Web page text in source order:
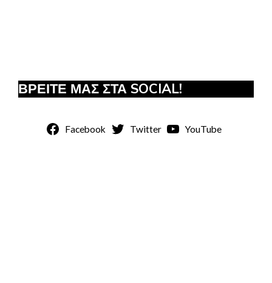
ΒΡΕΙΤΕ ΜΑΣ ΣΤΑ SOCIAL!
Facebook Twitter YouTube